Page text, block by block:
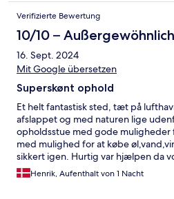
Verifizierte Bewertung
10/10 – Außergewöhnlich
16. Sept. 2024
Mit Google übersetzen
Superskønt ophold
Et helt fantastisk sted, tæt på
afslappet og med naturen lige
opholdsstue med gode
med mulighed for at købe
sikkert igen. Hurtig var hjælpen da
Lars hentede da bare noget
overnatning. Hilsen Henrik , Mie og
Henrik, Aufenthalt von 1 Nacht